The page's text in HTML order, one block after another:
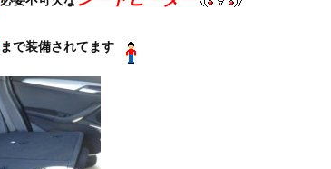
まで装備されてます